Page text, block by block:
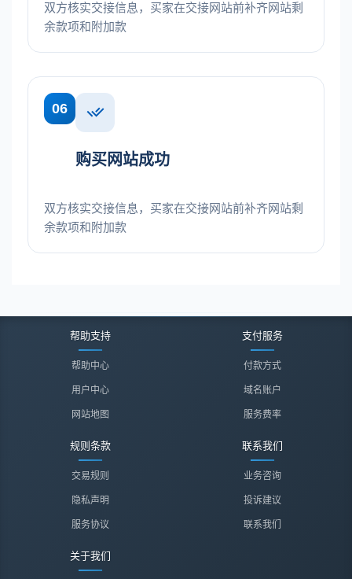
双方核实交接信息，买家在交接网站前补齐网站剩
余款项和附加款
06
购买网站成功
双方核实交接信息，买家在交接网站前补齐网站剩
余款项和附加款
帮助支持
帮助中心
用户中心
网站地图
支付服务
付款方式
域名账户
服务费率
规则条款
交易规则
隐私声明
服务协议
联系我们
业务咨询
投诉建议
联系我们
关于我们